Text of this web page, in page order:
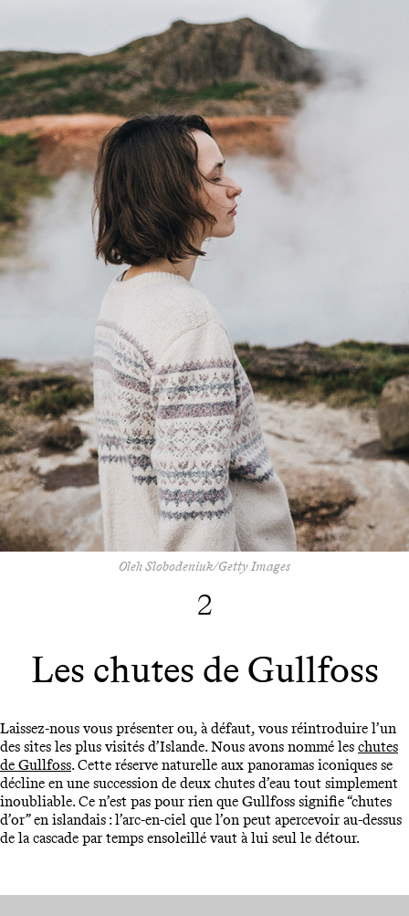
Oleh Slobodeniuk/Getty Images
2
Les chutes de Gullfoss
Laissez-nous vous présenter ou, à défaut, vous réintroduire l’un
des sites les plus visités d’Islande. Nous avons nommé les chutes
de Gullfoss. Cette réserve naturelle aux panoramas iconiques se
décline en une succession de deux chutes d’eau tout simplement
inoubliable. Ce n’est pas pour rien que Gullfoss signifie “chutes
d’or” en islandais : l’arc-en-ciel que l’on peut apercevoir au-dessus
de la cascade par temps ensoleillé vaut à lui seul le détour.